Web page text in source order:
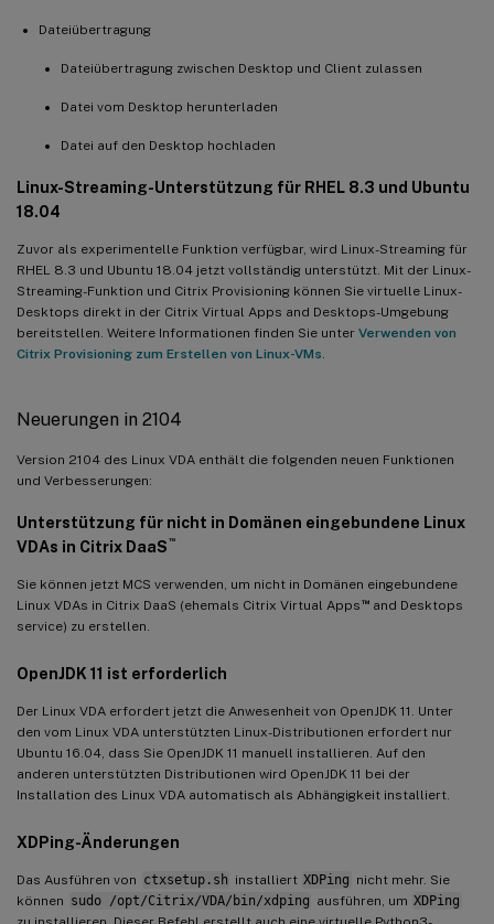
Dateiübertragung
Dateiübertragung zwischen Desktop und Client zulassen
Datei vom Desktop herunterladen
Datei auf den Desktop hochladen
Linux-Streaming-Unterstützung für RHEL 8.3 und Ubuntu
18.04
Zuvor als experimentelle Funktion verfügbar, wird Linux-Streaming für
RHEL 8.3 und Ubuntu 18.04 jetzt vollständig unterstützt. Mit der Linux-
Streaming-Funktion und Citrix Provisioning können Sie virtuelle Linux-
Desktops direkt in der Citrix Virtual Apps and Desktops-Umgebung
bereitstellen. Weitere Informationen finden Sie unter Verwenden von
Citrix Provisioning zum Erstellen von Linux-VMs
Neuerungen in 2104
Version 2104 des Linux VDA enthält die folgenden neuen Funktionen
und Verbesserungen:
Unterstützung für nicht in Domänen eingebundene Linux
VDAs in Citrix DaaS ™
Sie können jetzt MCS verwenden, um nicht in Domänen eingebundene
Linux VDAs in Citrix DaaS (ehemals Citrix Virtual Apps ™and Desktops
service) zu erstellen.
OpenJDK 11 ist erforderlich
Der Linux VDA erfordert jetzt die Anwesenheit von OpenJDK 11. Unter
den vom Linux VDA unterstützten Linux-Distributionen erfordert nur
Ubuntu 16.04, dass Sie OpenJDK 11 manuell installieren. Auf den
anderen unterstützten Distributionen wird OpenJDK 11 bei der
Installation des Linux VDA automatisch als Abhängigkeit installiert.
XDPing-Änderungen
Das Ausführen von ctxsetup.sh installiert XDPing nicht mehr. Sie
können sudo /opt/Citrix/VDA/bin/xdping ausführen, um XDPing